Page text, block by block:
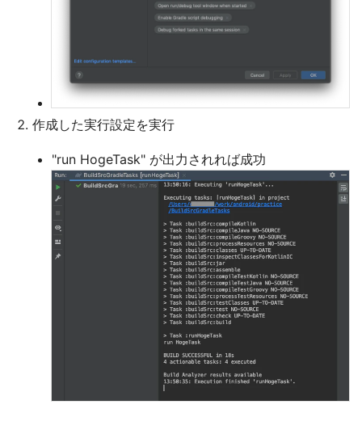
作成した実行設定を実行
"run HogeTask" が出力されれば成功